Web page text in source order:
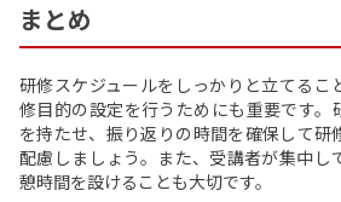
まとめ
研修スケジュールをしっかりと立てるこ
修目的の設定を行うためにも重要です。
を持たせ、振り返りの時間を確保して研
配慮しましょう。また、受講者が集中し
憩時間を設けることも大切です。